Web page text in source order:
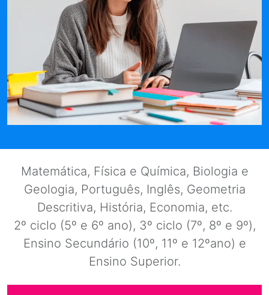
Matemática, Física e Química, Biologia e
Geologia, Português, Inglês, Geometria
Descritiva, História, Economia, etc.
2º ciclo (5º e 6º ano), 3º ciclo (7º, 8º e 9º),
Ensino Secundário (10º, 11º e 12ºano) e
Ensino Superior.